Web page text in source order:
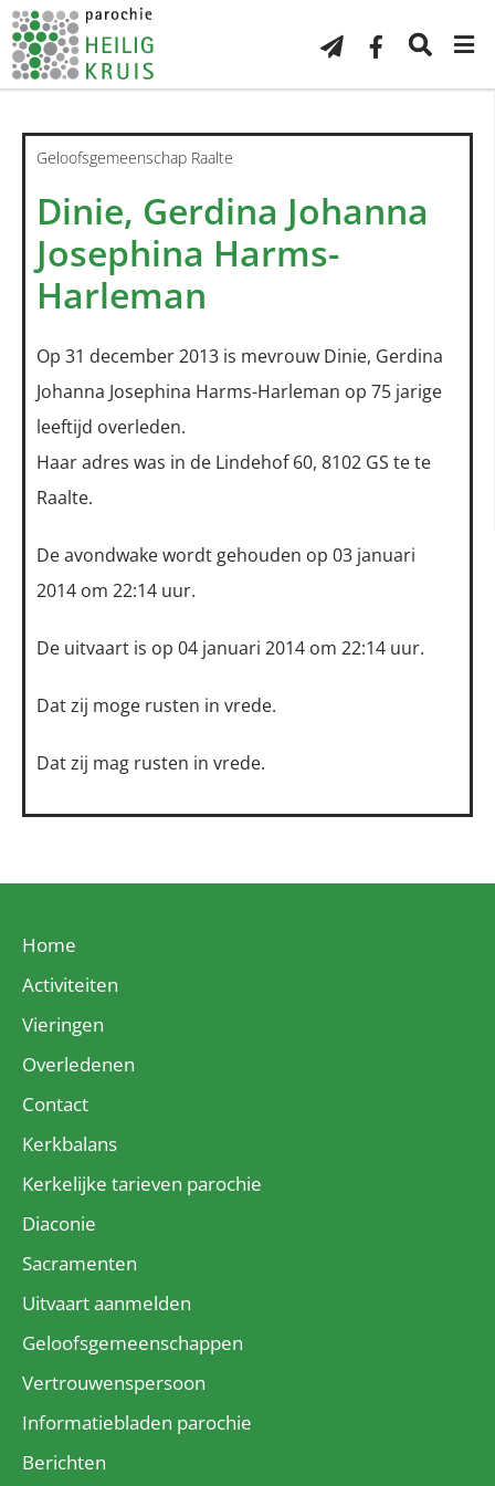
Geloofsgemeenschap Raalte
Dinie, Gerdina Johanna
Josephina Harms-
Harleman
Op 31 december 2013 is mevrouw Dinie, Gerdina
Johanna Josephina Harms-Harleman op 75 jarige
leeftijd overleden.
Haar adres was in de Lindehof 60, 8102 GS te te
Raalte.
De avondwake wordt gehouden op 03 januari
2014 om 22:14 uur.
De uitvaart is op 04 januari 2014 om 22:14 uur.
Dat zij moge rusten in vrede.
Dat zij mag rusten in vrede.
Home
Activiteiten
Vieringen
Overledenen
Contact
Kerkbalans
Kerkelijke tarieven parochie
Diaconie
Sacramenten
Uitvaart aanmelden
Geloofsgemeenschappen
Vertrouwenspersoon
Informatiebladen parochie
Berichten